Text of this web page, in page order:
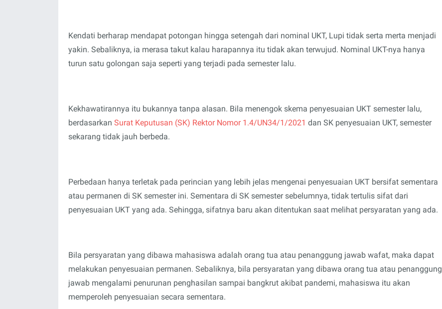
Kendati berharap mendapat potongan hingga setengah dari nominal UKT, Lupi tidak serta merta menjadi
yakin. Sebaliknya, ia merasa takut kalau harapannya itu tidak akan terwujud. Nominal UKT-nya hanya
turun satu golongan saja seperti yang terjadi pada semester lalu.
Kekhawatirannya itu bukannya tanpa alasan. Bila menengok skema penyesuaian UKT semester lalu,
berdasarkan Surat Keputusan (SK) Rektor Nomor 1.4/UN34/1/2021 dan SK penyesuaian UKT, semester
sekarang tidak jauh berbeda.
Perbedaan hanya terletak pada perincian yang lebih jelas mengenai penyesuaian UKT bersifat sementara
atau permanen di SK semester ini. Sementara di SK semester sebelumnya, tidak tertulis sifat dari
penyesuaian UKT yang ada. Sehingga, sifatnya baru akan ditentukan saat melihat persyaratan yang ada.
Bila persyaratan yang dibawa mahasiswa adalah orang tua atau penanggung jawab wafat, maka dapat
melakukan penyesuaian permanen. Sebaliknya, bila persyaratan yang dibawa orang tua atau penanggung
jawab mengalami penurunan penghasilan sampai bangkrut akibat pandemi, mahasiswa itu akan
memperoleh penyesuaian secara sementara.